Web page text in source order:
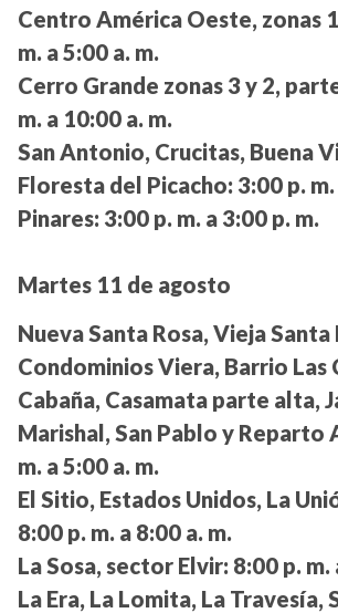
Centro América Oeste, zonas
m. a 5:00 a. m.
Cerro Grande zonas 3 y 2,
m. a 10:00 a. m.
San Antonio, Crucitas, Buena
Floresta del Picacho: 3:00 p.
Pinares: 3:00 p. m. a 3:00 p. m.
Martes 11 de agosto
Nueva Santa Rosa, Vieja Santa
Condominios Viera, Barrio Las
Cabaña, Casamata parte alta,
Marishal, San Pablo y Reparto
m. a 5:00 a. m.
El Sitio, Estados Unidos, La
8:00 p. m. a 8:00 a. m.
La Sosa, sector Elvir: 8:00 p. m.
La Era, La Lomita, La Travesía,